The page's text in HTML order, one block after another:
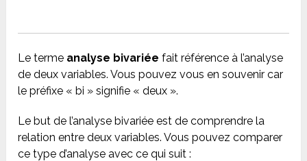
Le terme analyse bivariée fait référence à l’analyse
de deux variables. Vous pouvez vous en souvenir car
le préfixe « bi » signifie « deux ».
Le but de l’analyse bivariée est de comprendre la
relation entre deux variables. Vous pouvez comparer
ce type d’analyse avec ce qui suit :